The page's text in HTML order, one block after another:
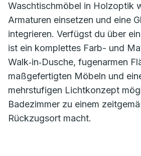
Waschtischmöbel in Holzoptik
Armaturen einsetzen und eine
integrieren. Verfügst du über
ist ein komplettes Farb- und
Walk‑in‑Dusche, fugenarmen
maßgefertigten Möbeln und
mehrstufigen Lichtkonzept
Badezimmer zu einem
Rückzugsort macht.